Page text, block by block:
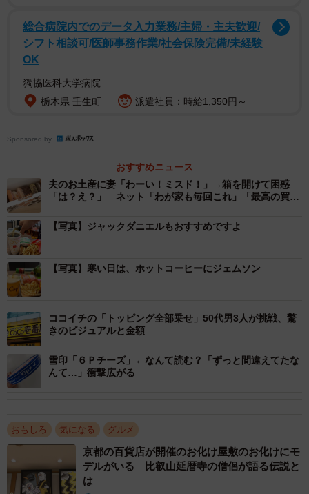
写真に写っているのは、ハンバーガー、ポテト、コーラ。
ですが、肝心なのはここから。なんとでんかさん、コーラ
の中にアメリカはケンタッキー州で作られるバーボンウイ
スキー・メーカーズマークを、どばどばを注ぎ込んでいる
ではありませんか。
定番のセットを持ち帰って、ドリンクにお酒を加えると
は、まさに大人だけの贅沢！
このようなでんかさんの投稿に対し、リプ欄にはさまざま
「うわ、最高に大人だ！」
「そのハッピーじゃなーーーい」
「バーボンコークハイにメーカーズマークはなかなかシャ
レてる」
総合病院内でのデータ入力業務/主婦・主夫歓迎/
シフト相談可/医師事務作業/社会保険完備/未経験
OK
獨協医科大学病院
栃木県 壬生町
派遣社員：時給1,350円～
Sponsored by
おすすめニュース
夫のお土産に妻「わーい！ミスド！」→箱を開けて困惑
「は？え？」 ネット「わが家も毎回これ」「最高の買い
【写真】ジャックダニエルもおすすめですよ
【写真】寒い日は、ホットコーヒーにジェムソン
ココイチの「トッピング全部乗せ」50代男3人が挑戦、驚
きのビジュアルと金額
雪印「６Ｐチーズ」←なんて読む？「ずっと間違えてたな
んて…」衝撃広がる
おもしろ 気になる グルメ
京都の百貨店が開催のお化け屋敷のお化けにモ
デルがいる 比叡山延暦寺の僧侶が語る伝説と
は